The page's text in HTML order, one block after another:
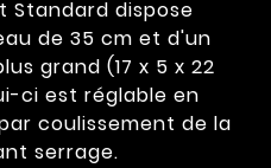
Standard dispose
de 35 cm et d'un
grand (17 x 5 x 22
ci est réglable en
coulissement de la
serrage.